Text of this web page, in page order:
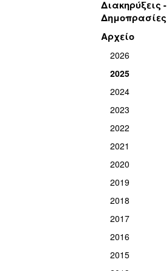
Διακηρύξεις -
Δημοπρασίες
Αρχείο
2026
2025
2024
2023
2022
2021
2020
2019
2018
2017
2016
2015